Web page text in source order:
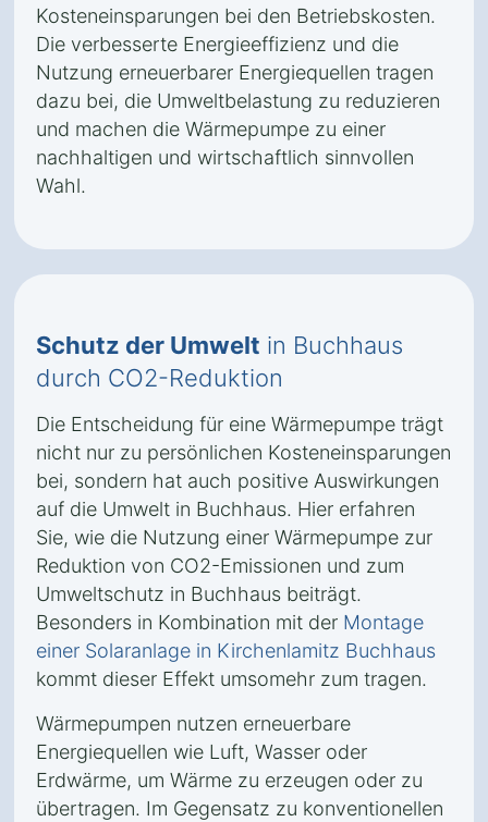
Kosteneinsparungen bei den Betriebskosten.
Die verbesserte Energieeffizienz und die
Nutzung erneuerbarer Energiequellen tragen
dazu bei, die Umweltbelastung zu reduzieren
und machen die Wärmepumpe zu einer
nachhaltigen und wirtschaftlich sinnvollen
Wahl.
Schutz der Umwelt in Buchhaus
durch CO2-Reduktion
Die Entscheidung für eine Wärmepumpe trägt
nicht nur zu persönlichen Kosteneinsparungen
bei, sondern hat auch positive Auswirkungen
auf die Umwelt in Buchhaus. Hier erfahren
Sie, wie die Nutzung einer Wärmepumpe zur
Reduktion von CO2-Emissionen und zum
Umweltschutz in Buchhaus beiträgt.
Besonders in Kombination mit der Montage
einer Solaranlage in Kirchenlamitz Buchhaus
kommt dieser Effekt umsomehr zum tragen.
Wärmepumpen nutzen erneuerbare
Energiequellen wie Luft, Wasser oder
Erdwärme, um Wärme zu erzeugen oder zu
übertragen. Im Gegensatz zu konventionellen